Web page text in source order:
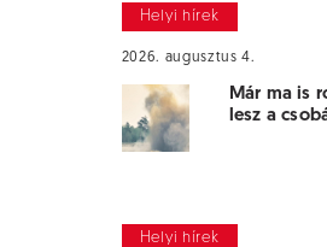
Helyi hírek
2026. augusztus 4.
Már ma is
lesz a
Helyi hírek